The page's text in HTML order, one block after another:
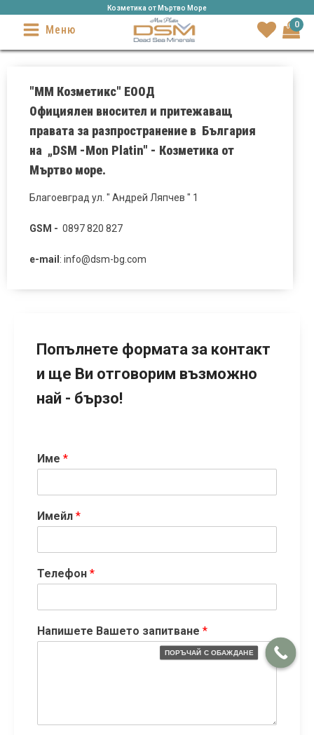
Козметика от Mъртво Море
Меню 0
"ММ Козметикс" ЕООД
Официялен вносител и притежаващ
правата за разпространение в България
на „DSM -Mon Platin" - Козметика от
Мъртво море.
Благоевград ул. " Андрей Ляпчев " 1
GSM - 0897 820 827
e-mail : info@dsm-bg.com
Попълнете формата за контакт
и ще Ви отговорим възможно
най - бързо!
Име *
Имейл *
Телефон *
Напишете Вашето запитване *
ПОРЪЧАЙ С ОБАЖДАНЕ